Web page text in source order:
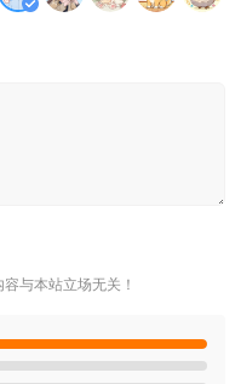
与本站立场无关！